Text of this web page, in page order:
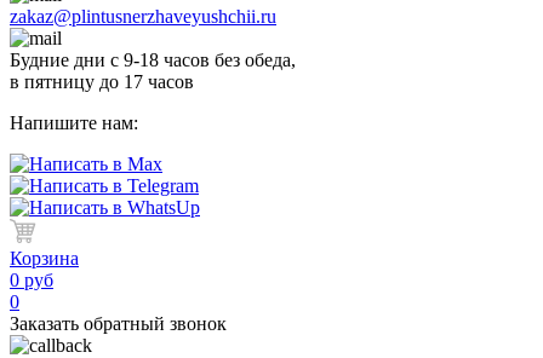
zakaz@plintusnerzhaveyushchii.ru
Будние дни с 9-18 часов без обеда,
в пятницу до 17 часов
Напишите нам:
Корзина
0 руб
0
Заказать обратный звонок